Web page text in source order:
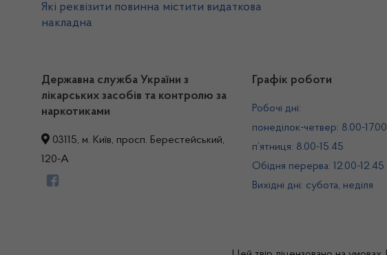
Які реквізити повинна містити видаткова
накладна
Державна служба України з
лікарських засобів та контролю за
наркотиками
03115, м. Київ, просп. Берестейський,
120-А
Графік роботи
Робочі дні:
понеділок-четвер: 8.00-17.00
п’ятниця: 8.00-15.45
Обідня перерва: 12.00-12.45
Вихідні дні: субота, неділя